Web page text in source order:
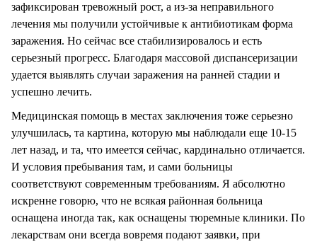
зафиксирован тревожный рост, а из-за неправильного
лечения мы получили устойчивые к антибиотикам форма
заражения. Но сейчас все стабилизировалось и есть
серьезный прогресс. Благодаря массовой диспансеризации
удается выявлять случаи заражения на ранней стадии и
успешно лечить.
Медицинская помощь в местах заключения тоже серьезно
улучшилась, та картина, которую мы наблюдали еще 10-15
лет назад, и та, что имеется сейчас, кардинально отличается.
И условия пребывания там, и сами больницы
соответствуют современным требованиям. Я абсолютно
искренне говорю, что не всякая районная больница
оснащена иногда так, как оснащены тюремные клиники. По
лекарствам они всегда вовремя подают заявки, при